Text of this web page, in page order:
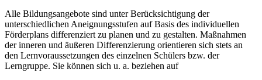
Alle Bildungsangebote sind unter Berücksichtigung der
unterschiedlichen Aneignungsstufen auf Basis des individuellen
Förderplans differenziert zu planen und zu gestalten. Maßnahmen
der inneren und äußeren Differenzierung orientieren sich stets an
den Lernvoraussetzungen des einzelnen Schülers bzw. der
Lerngruppe. Sie können sich u. a. beziehen auf